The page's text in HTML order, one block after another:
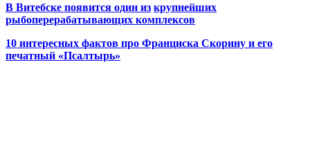
В Витебске появится один из крупнейших
рыбоперерабатывающих комплексов
10 интересных фактов про Франциска Скорину и его
печатный «Псалтырь»